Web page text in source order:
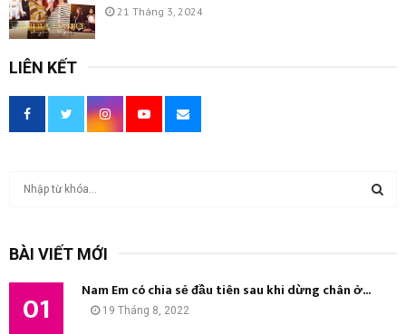
21 Tháng 3, 2024
LIÊN KẾT
iBÀI VIẾT MỚI
01 Nam Em có chia sẻ đầu tiên sau khi dừng chân ở...
19 Tháng 8, 2022